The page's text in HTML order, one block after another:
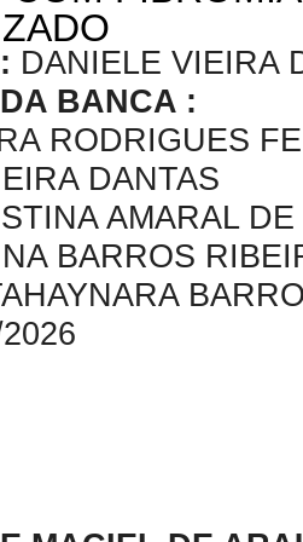
DANIELE VIEIRA
BANCA :
RODRIGUES
DANTAS
AMARAL
BARROS